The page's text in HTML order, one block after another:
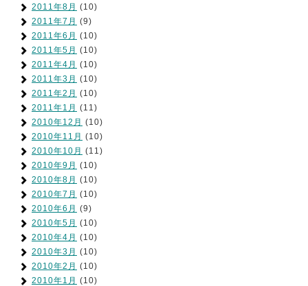
2011年8月 (10)
2011年7月 (9)
2011年6月 (10)
2011年5月 (10)
2011年4月 (10)
2011年3月 (10)
2011年2月 (10)
2011年1月 (11)
2010年12月 (10)
2010年11月 (10)
2010年10月 (11)
2010年9月 (10)
2010年8月 (10)
2010年7月 (10)
2010年6月 (9)
2010年5月 (10)
2010年4月 (10)
2010年3月 (10)
2010年2月 (10)
2010年1月 (10)